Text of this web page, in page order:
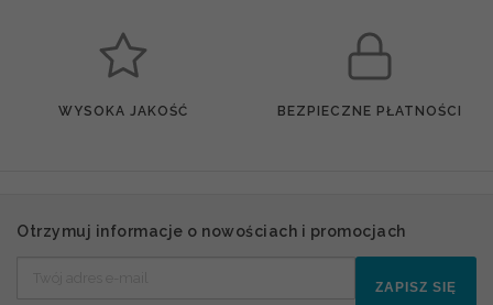
WYSOKA JAKOŚĆ BEZPIECZNE PŁATNOŚCI
Otrzymuj informacje o nowościach i promocjach
ZAPISZ SIĘ